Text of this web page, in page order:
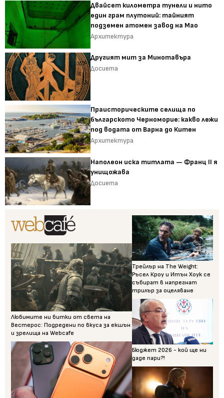
Двайсет километра тунели и нито
един грам плутоний: тайният
подземен атомен завод на Мао
Архитектура
Другият мит за Минотавъра
Досиета
Праисторическите селища по
българското Черноморие: какво лежи
под водата от Варна до Китен
Архитектура
Наполеон иска титлата — Франц II я
унищожава
Досиета
Любимите ни битки от света на
Вестерос: Подредени по вкуса за екшън
и зрелища на Webcafe
Трейлър на The Weight:
Ръсел Кроу и Итън Хоук се
събират в напрегнат
трилър за оцеляване
Бюджет 2026 - кой ще ни
даде пари?!